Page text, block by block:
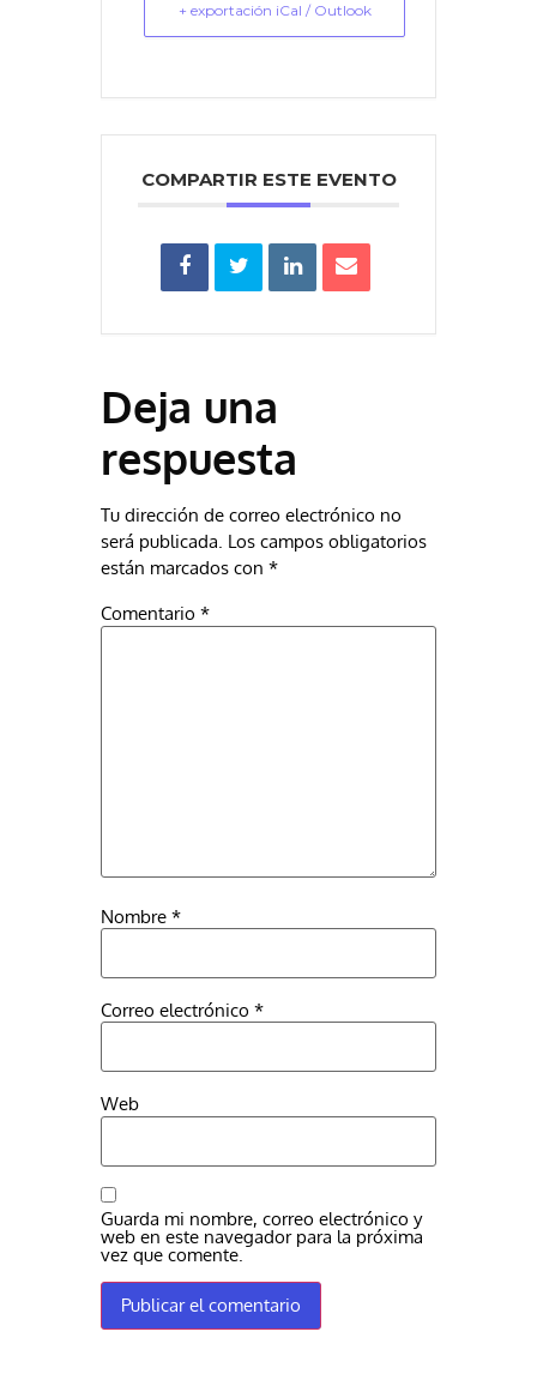
+ exportación iCal / Outlook
COMPARTIR ESTE EVENTO
Deja una
respuesta
Tu dirección de correo electrónico no
será publicada. Los campos obligatorios
están marcados con *
Comentario *
Nombre *
Correo electrónico *
Web
Guarda mi nombre, correo electrónico y
web en este navegador para la próxima
vez que comente.